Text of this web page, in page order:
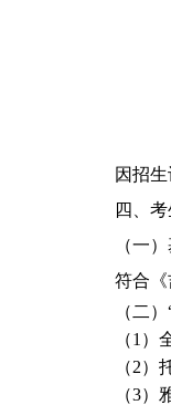
因招
四、 考
（一
符合
（二
（1）
（2）
（3）